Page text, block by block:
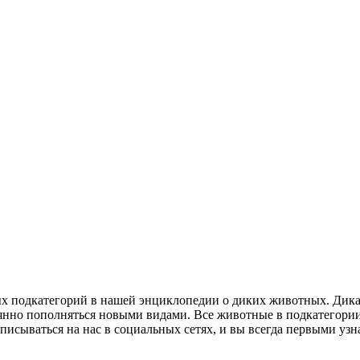
подкатегорий в нашей энциклопедии о диких животных.
пополняться новыми видами. Все животные в
на нас в социальных сетях, и вы всегда первыми